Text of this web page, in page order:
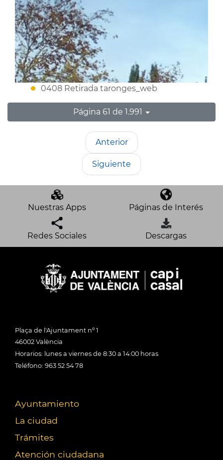
0408 Retirada taronges_web
Página 61 de 1.991
Anterior
Siguiente
Nuestras Apps Páginas de Interés
Redes Sociales Descargas
Plaça de l'Ajuntament nº 1
46002 València
Horarios: lunes a viernes de 8:30 a 14:00 horas
Teléfono: 963 52 54 78
Ayuntamiento
La ciudad
Trámites
Atención ciudadana